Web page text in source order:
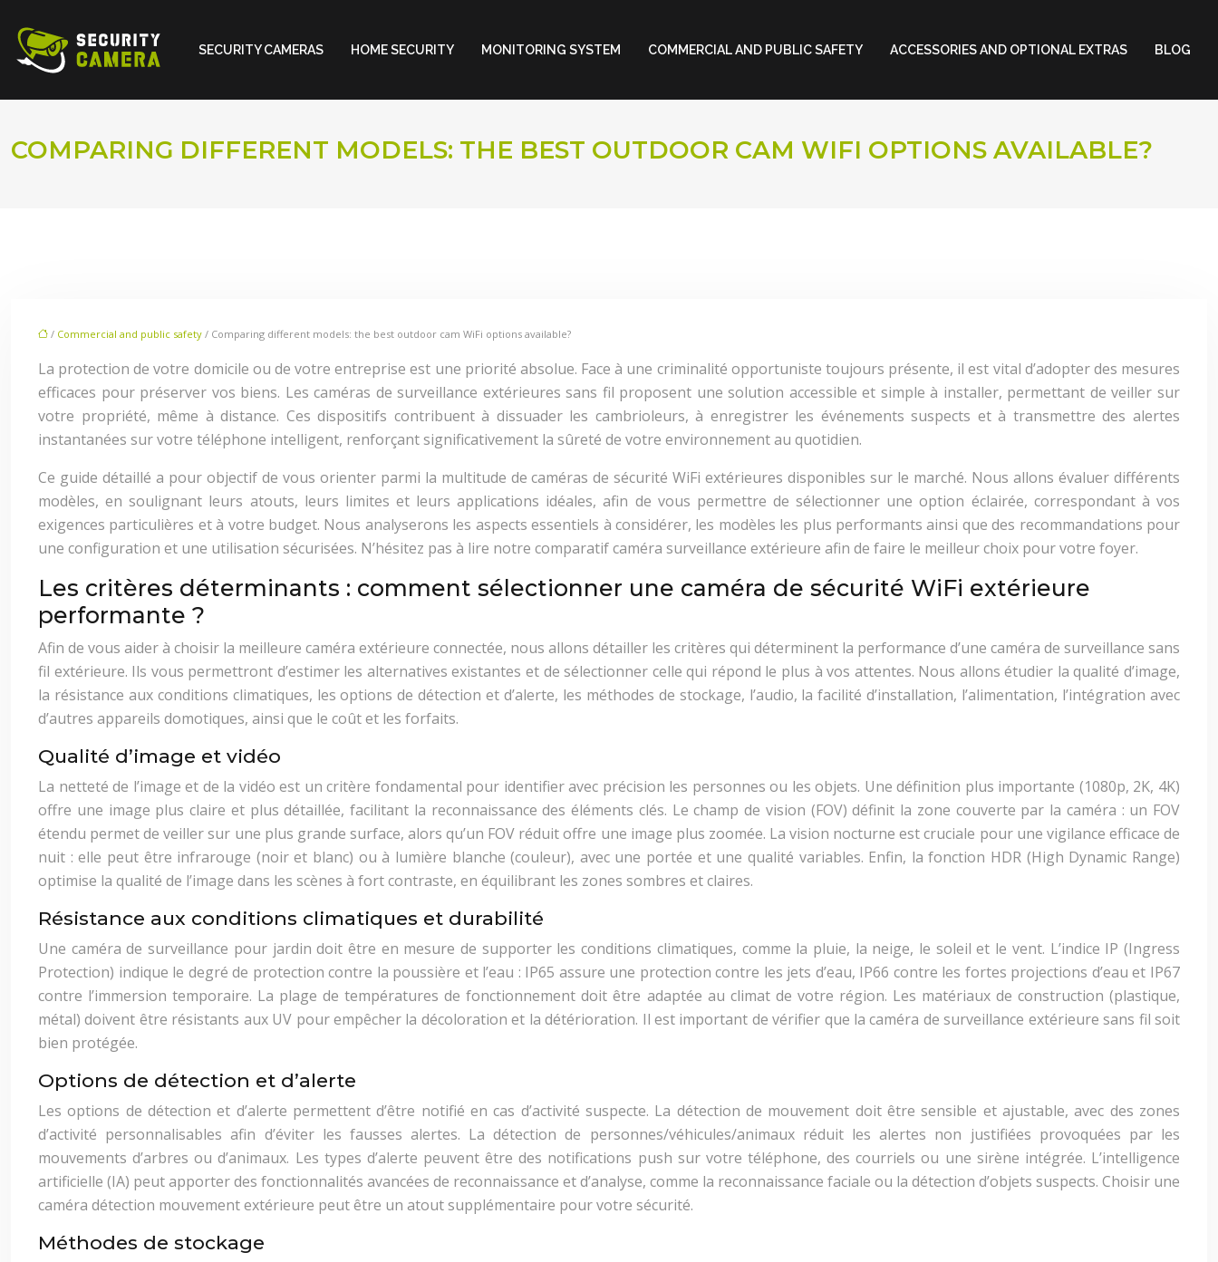
SECURITY CAMERAS HOME SECURITY MONITORING SYSTEM COMMERCIAL AND PUBLIC SAFETY ACCESSORIES AND OPTIONAL EXTRAS BLOG
COMPARING DIFFERENT MODELS: THE BEST OUTDOOR CAM WIFI OPTIONS AVAILABLE?
/ Commercial and public safety / Comparing different models: the best outdoor cam WiFi options available?
La protection de votre domicile ou de votre entreprise est une priorité absolue. Face à une criminalité opportuniste toujours présente, il est vital d’adopter des mesures
efficaces pour préserver vos biens. Les caméras de surveillance extérieures sans fil proposent une solution accessible et simple à installer, permettant de veiller sur
votre propriété, même à distance. Ces dispositifs contribuent à dissuader les cambrioleurs, à enregistrer les événements suspects et à transmettre des alertes
instantanées sur votre téléphone intelligent, renforçant significativement la sûreté de votre environnement au quotidien.
Ce guide détaillé a pour objectif de vous orienter parmi la multitude de caméras de sécurité WiFi extérieures disponibles sur le marché. Nous allons évaluer différents
modèles, en soulignant leurs atouts, leurs limites et leurs applications idéales, afin de vous permettre de sélectionner une option éclairée, correspondant à vos
exigences particulières et à votre budget. Nous analyserons les aspects essentiels à considérer, les modèles les plus performants ainsi que des recommandations pour
une configuration et une utilisation sécurisées. N’hésitez pas à lire notre comparatif caméra surveillance extérieure afin de faire le meilleur choix pour votre foyer.
Les critères déterminants : comment sélectionner une caméra de sécurité WiFi extérieure
performante ?
Afin de vous aider à choisir la meilleure caméra extérieure connectée, nous allons détailler les critères qui déterminent la performance d’une caméra de surveillance sans
fil extérieure. Ils vous permettront d’estimer les alternatives existantes et de sélectionner celle qui répond le plus à vos attentes. Nous allons étudier la qualité d’image,
la résistance aux conditions climatiques, les options de détection et d’alerte, les méthodes de stockage, l’audio, la facilité d’installation, l’alimentation, l’intégration avec
d’autres appareils domotiques, ainsi que le coût et les forfaits.
Qualité d’image et vidéo
La netteté de l’image et de la vidéo est un critère fondamental pour identifier avec précision les personnes ou les objets. Une définition plus importante (1080p, 2K, 4K)
offre une image plus claire et plus détaillée, facilitant la reconnaissance des éléments clés. Le champ de vision (FOV) définit la zone couverte par la caméra : un FOV
étendu permet de veiller sur une plus grande surface, alors qu’un FOV réduit offre une image plus zoomée. La vision nocturne est cruciale pour une vigilance efficace de
nuit : elle peut être infrarouge (noir et blanc) ou à lumière blanche (couleur), avec une portée et une qualité variables. Enfin, la fonction HDR (High Dynamic Range)
optimise la qualité de l’image dans les scènes à fort contraste, en équilibrant les zones sombres et claires.
Résistance aux conditions climatiques et durabilité
Une caméra de surveillance pour jardin doit être en mesure de supporter les conditions climatiques, comme la pluie, la neige, le soleil et le vent. L’indice IP (Ingress
Protection) indique le degré de protection contre la poussière et l’eau : IP65 assure une protection contre les jets d’eau, IP66 contre les fortes projections d’eau et IP67
contre l’immersion temporaire. La plage de températures de fonctionnement doit être adaptée au climat de votre région. Les matériaux de construction (plastique,
métal) doivent être résistants aux UV pour empêcher la décoloration et la détérioration. Il est important de vérifier que la caméra de surveillance extérieure sans fil soit
bien protégée.
Options de détection et d’alerte
Les options de détection et d’alerte permettent d’être notifié en cas d’activité suspecte. La détection de mouvement doit être sensible et ajustable, avec des zones
d’activité personnalisables afin d’éviter les fausses alertes. La détection de personnes/véhicules/animaux réduit les alertes non justifiées provoquées par les
mouvements d’arbres ou d’animaux. Les types d’alerte peuvent être des notifications push sur votre téléphone, des courriels ou une sirène intégrée. L’intelligence
artificielle (IA) peut apporter des fonctionnalités avancées de reconnaissance et d’analyse, comme la reconnaissance faciale ou la détection d’objets suspects. Choisir une
caméra détection mouvement extérieure peut être un atout supplémentaire pour votre sécurité.
Méthodes de stockage